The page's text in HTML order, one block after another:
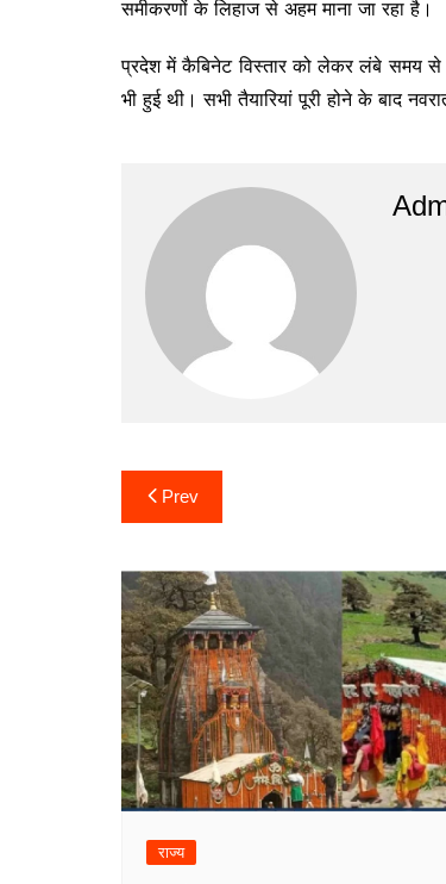
समीकरणों के लिहाज से अहम माना जा रहा है।
प्रदेश में कैबिनेट विस्तार को लेकर लंबे समय से
भी हुई थी। सभी तैयारियां पूरी होने के बाद
Post
navigation
Prev
राज्य